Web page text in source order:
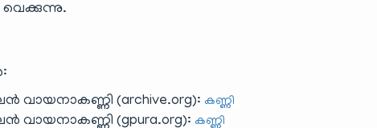
(archive.org): കണ്ണി
(gpura.org): കണ്ണി